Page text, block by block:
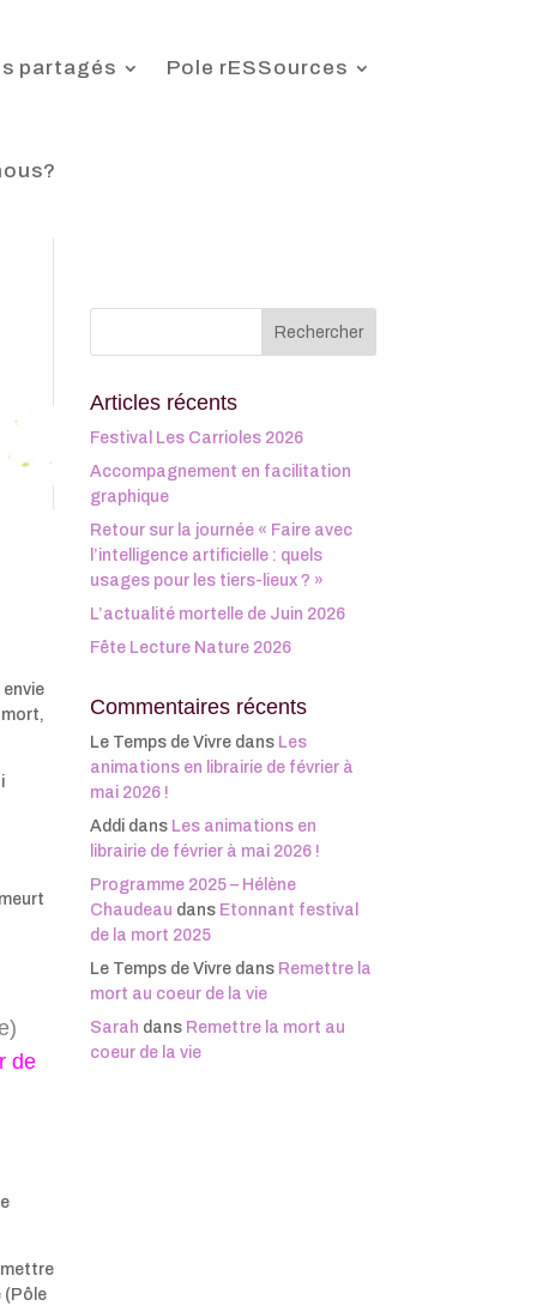
partagés Pole rESSources
de
(Pôle
Articles récents
Festival Les Carrioles 2026
Accompagnement en facilitation
graphique
Retour sur la journée « Faire avec
l’intelligence artificielle : quels
usages pour les tiers-lieux ? »
L’actualité mortelle de Juin 2026
Fête Lecture Nature 2026
Commentaires récents
Le Temps de Vivredans Les
animations en librairie de février à
mai 2026 !
Addidans Les animations en
librairie de février à mai 2026 !
Programme 2025 – Hélène
Chaudeau dans Etonnant festival
de la mort 2025
Le Temps de Vivredans Remettre la
mort au coeur de la vie
Sarah dans Remettre la mort au
coeur de la vie